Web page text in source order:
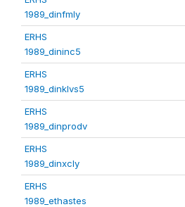
1989_dinfmly
ERHS
1989_dininc5
ERHS
1989_dinklvs5
ERHS
1989_dinprodv
ERHS
1989_dinxcly
ERHS
1989_ethastes